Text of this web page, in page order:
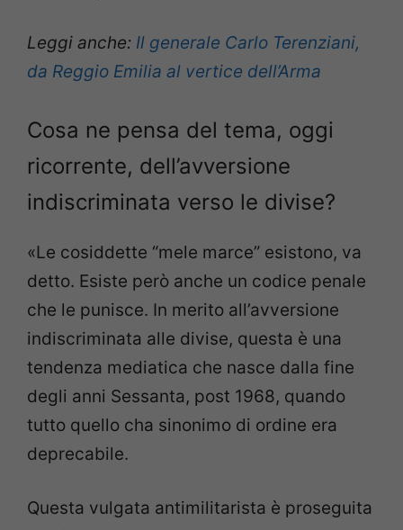
Leggi anche: Il generale Carlo Terenziani,
da Reggio Emilia al vertice dell’Arma
Cosa ne pensa del tema, oggi
ricorrente, dell’avversione
indiscriminata verso le divise?
«Le cosiddette “mele marce” esistono, va
detto. Esiste però anche un codice penale
che le punisce. In merito all’avversione
indiscriminata alle divise, questa è una
tendenza mediatica che nasce dalla fine
degli anni Sessanta, post 1968, quando
tutto quello cha sinonimo di ordine era
deprecabile.
Questa vulgata antimilitarista è proseguita